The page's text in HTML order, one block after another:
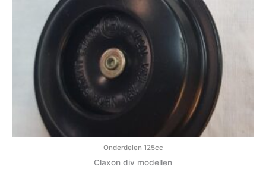
Onderdelen 125cc
Claxon div modellen